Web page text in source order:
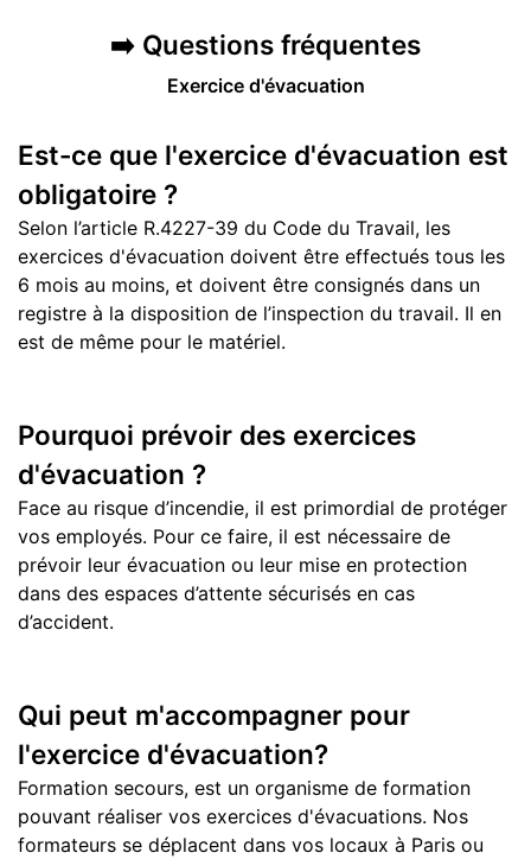
➡️ Questions fréquentes
Exercice d'évacuation
Est-ce que l'exercice d'évacuation est
obligatoire ?
Selon l’article R.4227-39 du Code du Travail, les
exercices d'évacuation doivent être effectués tous les
6 mois au moins, et doivent être consignés dans un
registre à la disposition de l’inspection du travail. Il en
est de même pour le matériel.
Pourquoi prévoir des exercices
d'évacuation ?
Face au risque d’incendie, il est primordial de protéger
vos employés. Pour ce faire, il est nécessaire de
prévoir leur évacuation ou leur mise en protection
dans des espaces d’attente sécurisés en cas
d’accident.
Qui peut m'accompagner pour
l'exercice d'évacuation?
Formation secours, est un organisme de formation
pouvant réaliser vos exercices d'évacuations. Nos
formateurs se déplacent dans vos locaux à Paris ou